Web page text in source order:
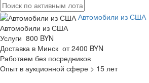
Автомобили из США
Автомобили из США
Услуги 800 BYN
Доставка в Минск от 2400 BYN
Работаем без посредников
Опыт в аукционной сфере > 15 лет